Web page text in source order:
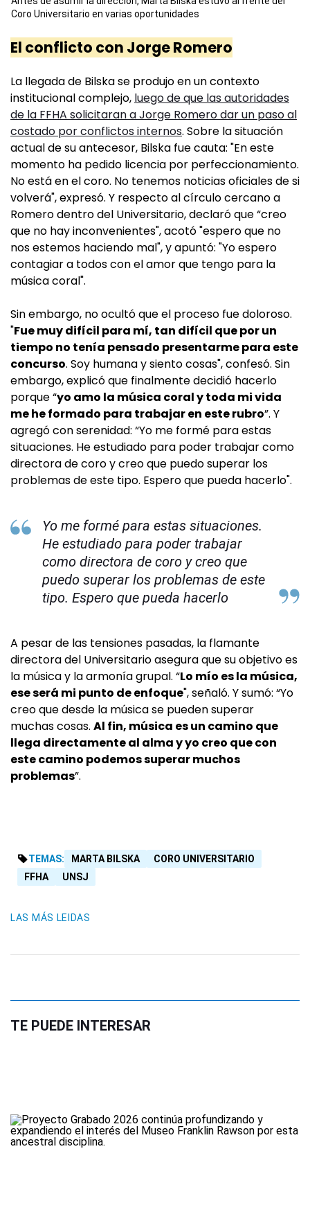
Coro Universitario en varias oportunidades
El conflicto con Jorge Romero
La llegada de Bilska se produjo en un contexto
institucional complejo, luego de que las autoridades
de la FFHA solicitaran a Jorge Romero dar un paso al
costado por conflictos internos. Sobre la situación
actual de su antecesor, Bilska fue cauta: "En este
momento ha pedido licencia por perfeccionamiento.
No está en el coro. No tenemos noticias oficiales de si
volverá", expresó. Y respecto al círculo cercano a
Romero dentro del Universitario, declaró que “creo
que no hay inconvenientes", acotó "espero que no
nos estemos haciendo mal", y apuntó: "Yo espero
contagiar a todos con el amor que tengo para la
música coral".
Sin embargo, no ocultó que el proceso fue doloroso.
"Fue muy difícil para mí, tan difícil que por un
tiempo no tenía pensado presentarme para este
concurso. Soy humana y siento cosas", confesó. Sin
embargo, explicó que finalmente decidió hacerlo
porque “yo amo la música coral y toda mi vida
me he formado para trabajar en este rubro”. Y
agregó con serenidad: “Yo me formé para estas
situaciones. He estudiado para poder trabajar como
directora de coro y creo que puedo superar los
problemas de este tipo. Espero que pueda hacerlo".
Yo me formé para estas situaciones.
He estudiado para poder trabajar
como directora de coro y creo que
puedo superar los problemas de este
tipo. Espero que pueda hacerlo
A pesar de las tensiones pasadas, la flamante
directora del Universitario asegura que su objetivo es
la música y la armonía grupal. “Lo mío es la música,
ese será mi punto de enfoque", señaló. Y sumó: “Yo
creo que desde la música se pueden superar
muchas cosas. Al fin, música es un camino que
llega directamente al alma y yo creo que con
este camino podemos superar muchos
problemas”.
TEMAS: MARTA BILSKA
CORO UNIVERSITARIO
FFHA
UNSJ
LAS MÁS LEIDAS
TE PUEDE INTERESAR